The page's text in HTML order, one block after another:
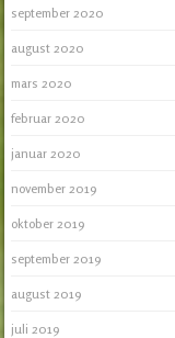
september 2020
august 2020
mars 2020
februar 2020
januar 2020
november 2019
oktober 2019
september 2019
august 2019
juli 2019